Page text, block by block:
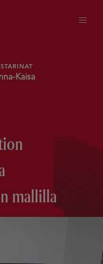
Kaisa
mallilla